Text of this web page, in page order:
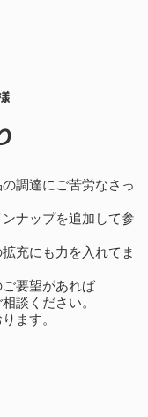
調達にご苦労なさっ
ナップを追加して参
充にも力を入れてま
要望があれば
談ください。
ます。